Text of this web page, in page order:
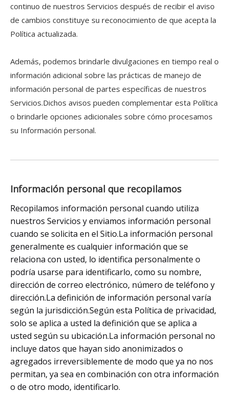
continuo de nuestros Servicios después de recibir el aviso
de cambios constituye su reconocimiento de que acepta la
Política actualizada.
Además, podemos brindarle divulgaciones en tiempo real o
información adicional sobre las prácticas de manejo de
información personal de partes específicas de nuestros
Servicios.Dichos avisos pueden complementar esta Política
o brindarle opciones adicionales sobre cómo procesamos
su Información personal.
Información personal que recopilamos
Recopilamos información personal cuando utiliza
nuestros Servicios y enviamos información personal
cuando se solicita en el Sitio.La información personal
generalmente es cualquier información que se
relaciona con usted, lo identifica personalmente o
podría usarse para identificarlo, como su nombre,
dirección de correo electrónico, número de teléfono y
dirección.La definición de información personal varía
según la jurisdicción.Según esta Política de privacidad,
solo se aplica a usted la definición que se aplica a
usted según su ubicación.La información personal no
incluye datos que hayan sido anonimizados o
agregados irreversiblemente de modo que ya no nos
permitan, ya sea en combinación con otra información
o de otro modo, identificarlo.